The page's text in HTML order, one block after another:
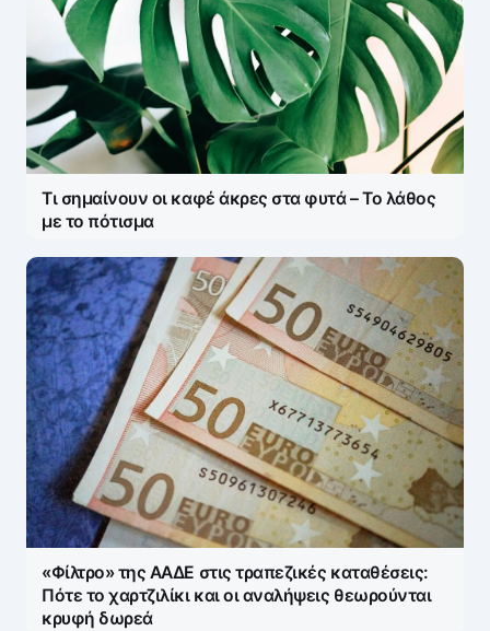
Τι σημαίνουν οι καφέ άκρες στα φυτά – Το λάθος
με το πότισμα
«Φίλτρο» της ΑΑΔΕ στις τραπεζικές καταθέσεις:
Πότε το χαρτζιλίκι και οι αναλήψεις θεωρούνται
κρυφή δωρεά